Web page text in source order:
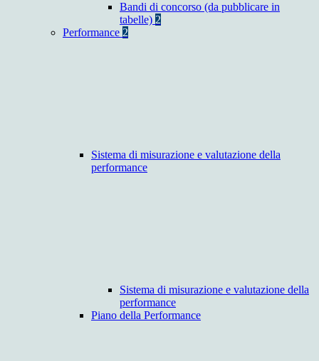
Bandi di concorso (da pubblicare in
tabelle) 2
Performance 2
Sistema di misurazione e valutazione della
performance
Sistema di misurazione e valutazione della
performance
Piano della Performance